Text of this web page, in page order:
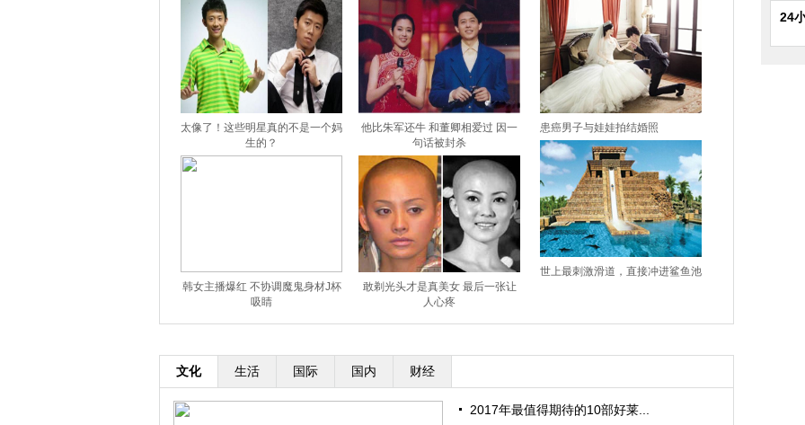
太像了！这些明星真的不是一个妈
生的？
他比朱军还牛 和董卿相爱过 因一
句话被封杀
韩女主播爆红 不协调魔鬼身材J杯
吸睛
敢剃光头才是真美女 最后一张让
人心疼
患癌男子与娃娃拍结婚照
世上最刺激滑道，直接冲进鲨鱼池
文化 生活 国际 国内 财经
2017年最值得期待的10部好莱...
24